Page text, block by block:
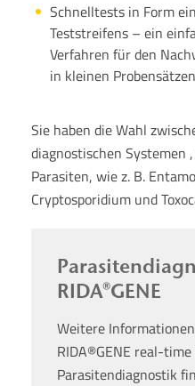
Schnelltests in Form
Teststreifens – ein
Verfahren für den
in kleinen Probensätzen
Sie haben die Wahl
diagnostischen Systemen
Parasiten, wie z. B.
Cryptosporidium und
RIDA®GENE
Weitere
RIDA®GENE real-
Parasitendiagnostik